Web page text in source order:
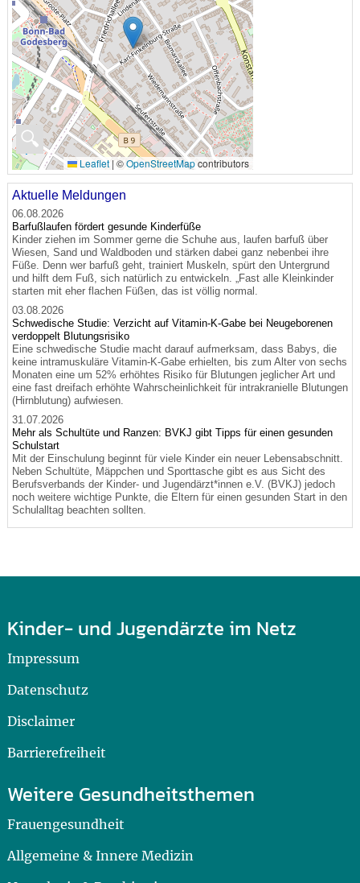
🔍
Leaflet | ©OpenStreetMapcontributors
Aktuelle Meldungen
06.08.2026
Barfußlaufen fördert gesunde Kinderfüße
Kinder ziehen im Sommer gerne die Schuhe aus, laufen barfuß über
Wiesen, Sand und Waldboden und stärken dabei ganz nebenbei ihre
Füße. Denn wer barfuß geht, trainiert Muskeln, spürt den Untergrund
und hilft dem Fuß, sich natürlich zu entwickeln. „Fast alle Kleinkinder
starten mit eher flachen Füßen, das ist völlig normal.
03.08.2026
Schwedische Studie: Verzicht auf Vitamin-K-Gabe bei Neugeborenen
verdoppelt Blutungsrisiko
Eine schwedische Studie macht darauf aufmerksam, dass Babys, die
keine intramuskuläre Vitamin-K-Gabe erhielten, bis zum Alter von sechs
Monaten eine um 52% erhöhtes Risiko für Blutungen jeglicher Art und
eine fast dreifach erhöhte Wahrscheinlichkeit für intrakranielle Blutungen
(Hirnblutung) aufwiesen.
31.07.2026
Mehr als Schultüte und Ranzen: BVKJ gibt Tipps für einen gesunden
Schulstart
Mit der Einschulung beginnt für viele Kinder ein neuer Lebensabschnitt.
Neben Schultüte, Mäppchen und Sporttasche gibt es aus Sicht des
Berufsverbands der Kinder- und Jugendärzt*innen e.V. (BVKJ) jedoch
noch weitere wichtige Punkte, die Eltern für einen gesunden Start in den
Schulalltag beachten sollten.
Kinder- und Jugendärzte im Netz
Impressum
Datenschutz
Disclaimer
Barrierefreiheit
Weitere Gesundheitsthemen
Frauengesundheit
Allgemeine & Innere Medizin